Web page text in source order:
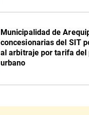
Municipalidad de
concesionarias del SIT
al arbitraje por tarifa del
urbano